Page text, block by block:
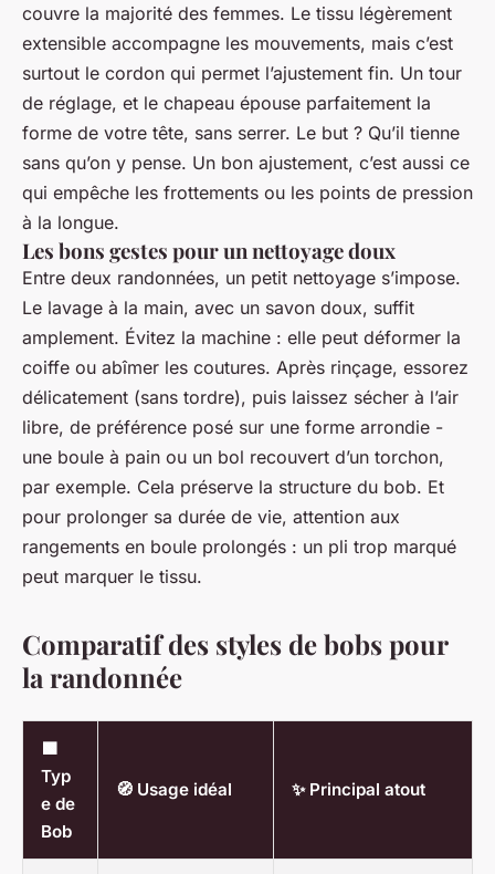
couvre la majorité des femmes. Le tissu légèrement
extensible accompagne les mouvements, mais c’est
surtout le cordon qui permet l’ajustement fin. Un tour
de réglage, et le chapeau épouse parfaitement la
forme de votre tête, sans serrer. Le but ? Qu’il tienne
sans qu’on y pense. Un bon ajustement, c’est aussi ce
qui empêche les frottements ou les points de pression
à la longue.
Les bons gestes pour un nettoyage doux
Entre deux randonnées, un petit nettoyage s’impose.
Le lavage à la main, avec un savon doux, suffit
amplement. Évitez la machine : elle peut déformer la
coiffe ou abîmer les coutures. Après rinçage, essorez
délicatement (sans tordre), puis laissez sécher à l’air
libre, de préférence posé sur une forme arrondie -
une boule à pain ou un bol recouvert d’un torchon,
par exemple. Cela préserve la structure du bob. Et
pour prolonger sa durée de vie, attention aux
rangements en boule prolongés : un pli trop marqué
peut marquer le tissu.
Comparatif des styles de bobs pour
la randonnée
🟩
Typ
e de
Bob
🧭 Usage idéal ✨ Principal atout